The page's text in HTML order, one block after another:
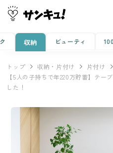
収納 ビューティ
トップ 収納・片付け
片付け
【5人の子持ちで年220万貯蓄】テー
した！